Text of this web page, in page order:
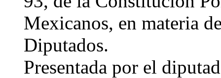
Mexicanos, en materia
Diputados.
Presentada por el